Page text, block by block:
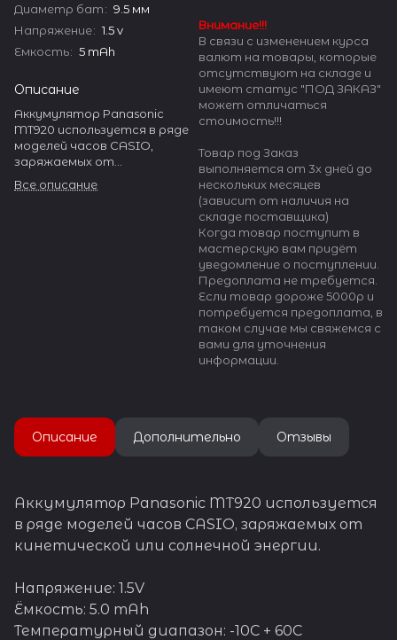
Диаметр бат: 9.5 мм
Напряжение: 1.5 v
Емкость: 5 mAh
Описание
Аккумулятор Panasonic
MT920 используется в ряде
моделей часов CASIO,
заряжаемых от
энергии.
Все описание
Внимание!!!
В связи с изменением курса
валют на товары, которые
отсутствуют на складе и
имеют статус "ПОД ЗАКАЗ"
может отличаться
стоимость!!!
Товар под Заказ
выполняется от 3х дней до
нескольких месяцев
(зависит от наличия на
складе поставщика)
Когда товар поступит в
мастерскую вам придёт
уведомление о поступлении.
Предоплата не требуется.
Если товар дороже 5000р и
потребуется предоплата, в
таком случае мы свяжемся с
вами для уточнения
информации.
Описание Дополнительно Отзывы
Аккумулятор Panasonic MT920 используется
в ряде моделей часов CASIO, заряжаемых от
кинетической или солнечной энергии.
Напряжение: 1.5V
Ёмкость: 5.0 mAh
Температурный диапазон: -10C + 60C